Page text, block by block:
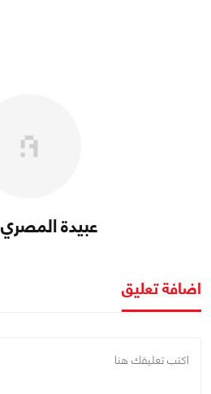
عبيدة المصري
اضافة تعليق